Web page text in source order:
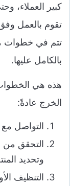
كبير العملاء،
تقوم بالعمل
تتم في خطوات
بالكامل عليها.
هذه هي
الخرج عادةً:
التواصل مع
التحقق من
وتحديد
التنظيف